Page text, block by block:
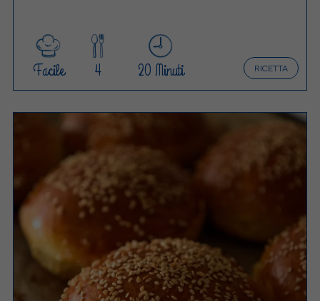
RICETTA
Facile 4 20 Minuti